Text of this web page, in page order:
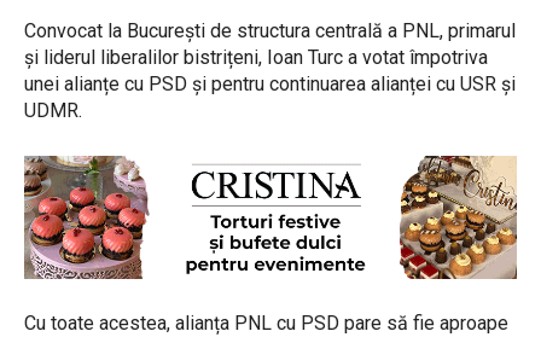
Convocat la București de structura centrală a PNL, primarul
și liderul liberalilor bistrițeni, Ioan Turc a votat împotriva
unei alianțe cu PSD și pentru continuarea alianței cu USR și
UDMR.
Cu toate acestea, alianța PNL cu PSD pare să fie aproape